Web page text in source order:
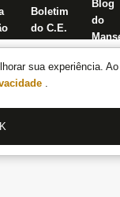
sua experiência.
.
Boletim
do C.E.
Blog
do